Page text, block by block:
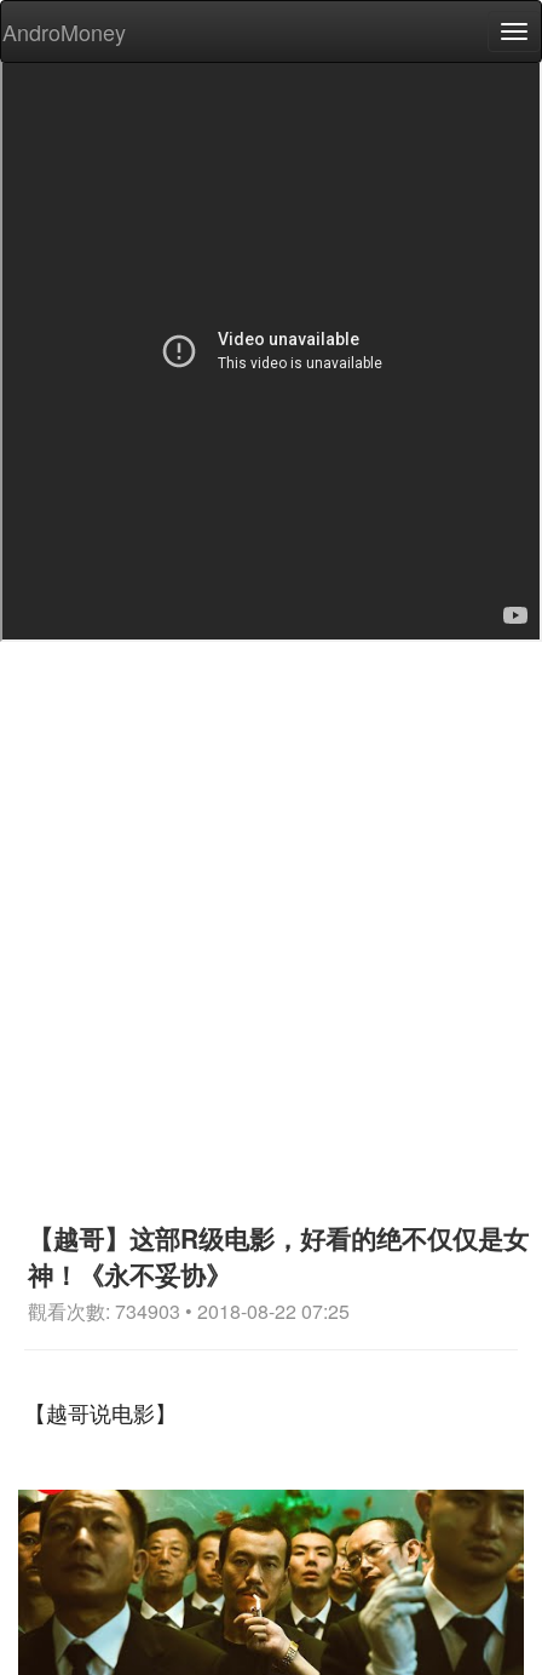
AndroMoney
【越哥】这部R级电影，好看的绝不仅仅是女
神！《永不妥协》
觀看次數: 734903 • 2018-08-22 07:25
【越哥说电影】